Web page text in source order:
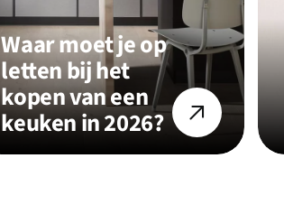
Waar moet je op
letten bij het
kopen van een
keuken in 2026?